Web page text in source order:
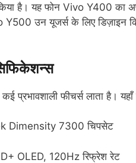
है। यह फोन Vivo Y400 का
उन यूजर्स के लिए डिज़ाइन
फीचर्स लाता है।
Dimensity 7300 चिपसेट
OLED, 120Hz रिफ्रेश रेट